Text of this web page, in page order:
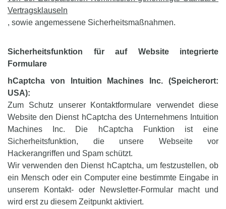
Vertragsklauseln
, sowie angemessene Sicherheitsmaßnahmen.
Sicherheitsfunktion für auf Website integrierte
Formulare
hCaptcha von ‍Intuition Machines Inc. (Speicherort:
USA):
Zum Schutz unserer Kontaktformulare verwendet diese
Website den Dienst hCaptcha des Unternehmens Intuition
Machines Inc. Die hCaptcha Funktion ist eine
Sicherheitsfunktion, die unsere Webseite vor
Hackerangriffen und Spam schützt.
Wir verwenden den Dienst hCaptcha, um festzustellen, ob
ein Mensch oder ein Computer eine bestimmte Eingabe in
unserem Kontakt- oder Newsletter-Formular macht und
wird erst zu diesem Zeitpunkt aktiviert.